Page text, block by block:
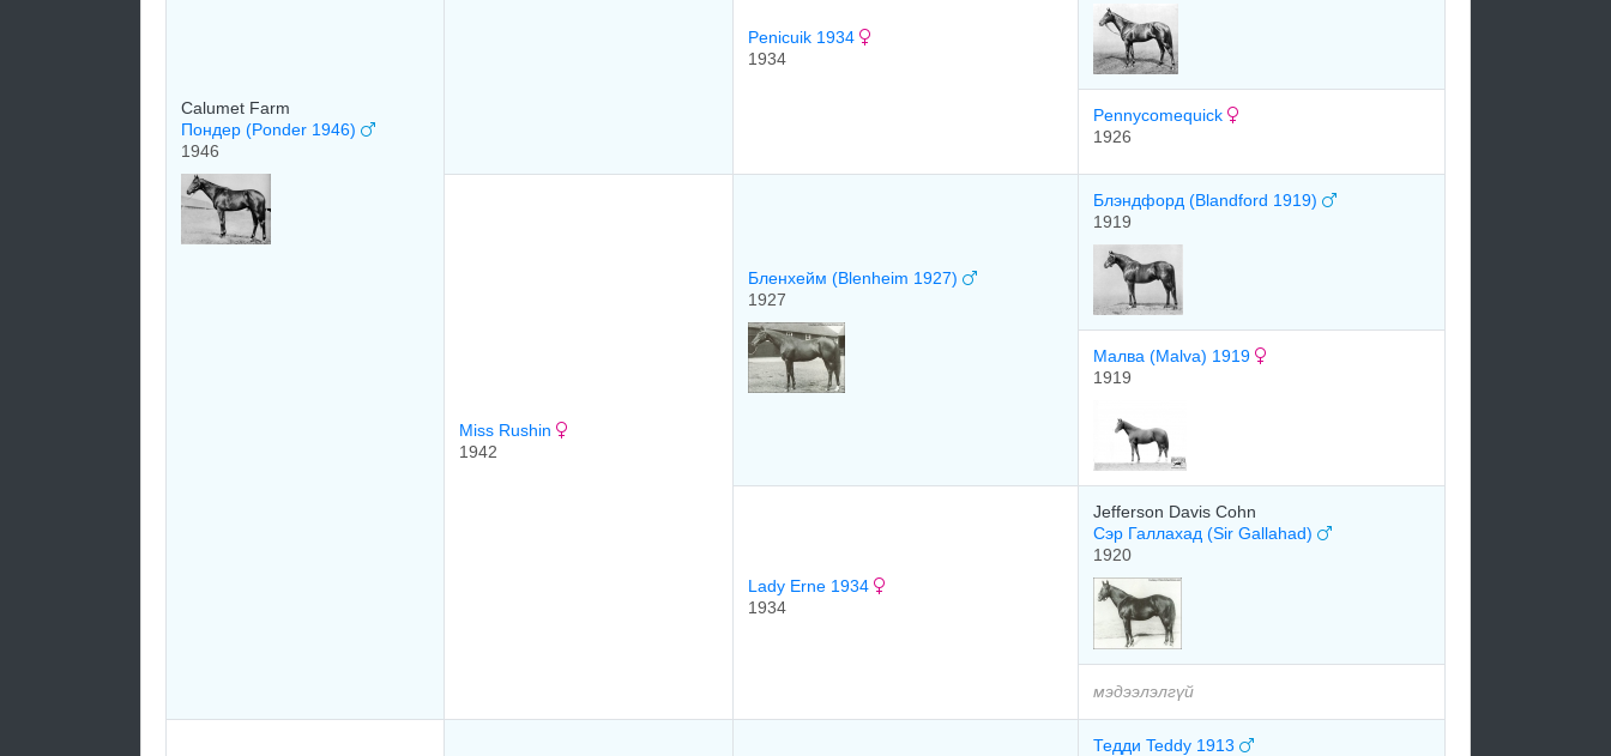
Calumet Farm
Пондер (Ponder 1946)
1946
Penicuik 1934
1934
Pennycomequick
1926
Miss Rushin
1942
Бленхейм (Blenheim 1927)
1927
Блэндфорд (Blandford 1919)
1919
Малва (Malva) 1919
1919
Lady Erne 1934
1934
Jefferson Davis Cohn
Сэр Галлахад (Sir Gallahad)
1920
мэдээлэлгүй
Тедди Teddy 1913